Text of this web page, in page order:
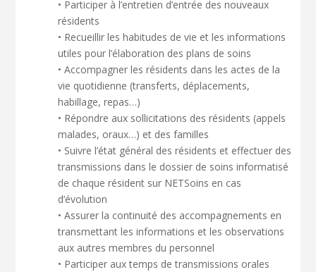
• Participer à l’entretien d’entrée des nouveaux
résidents
• Recueillir les habitudes de vie et les informations
utiles pour l’élaboration des plans de soins
• Accompagner les résidents dans les actes de la
vie quotidienne (transferts, déplacements,
habillage, repas…)
• Répondre aux sollicitations des résidents (appels
malades, oraux…) et des familles
• Suivre l’état général des résidents et effectuer des
transmissions dans le dossier de soins informatisé
de chaque résident sur NETSoins en cas
d’évolution
• Assurer la continuité des accompagnements en
transmettant les informations et les observations
aux autres membres du personnel
• Participer aux temps de transmissions orales